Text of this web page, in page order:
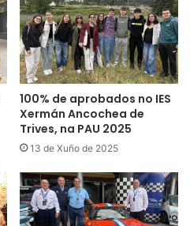
100% de aprobados no IES
Xermán Ancochea de
Trives, na PAU 2025
13 de Xuño de 2025